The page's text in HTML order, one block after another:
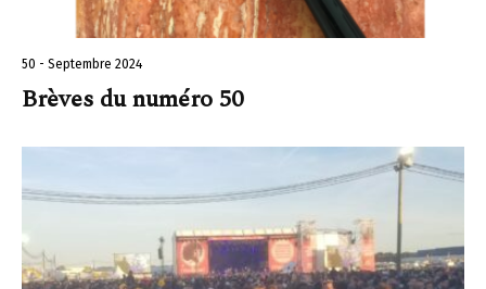
50 - Septembre 2024
Brèves du numéro 50